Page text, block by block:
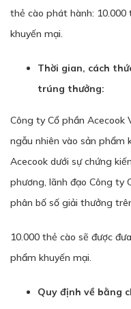
thẻ cào phát hành:
khuyến mại.
Thời gian, cách
trúng thưởng:
Công ty Cổ phần
ngẫu nhiên vào sản phẩm
Acecook dưới sự chứng
phương, lãnh đạo Công ty
phân bố số giải thưởng
10.000 thẻ cào sẽ được
phẩm khuyến mại.
Quy định về bằng